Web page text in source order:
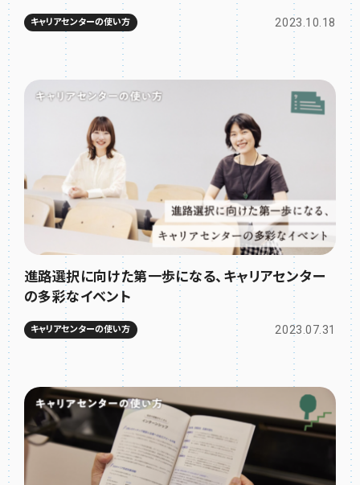
キャリアセンターの使い方 2023.10.18
進路選択に向けた第一歩になる、キャリアセンター
の多彩なイベント
キャリアセンターの使い方 2023.07.31